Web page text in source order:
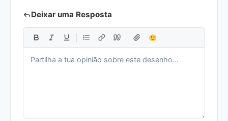
Deixar uma Resposta